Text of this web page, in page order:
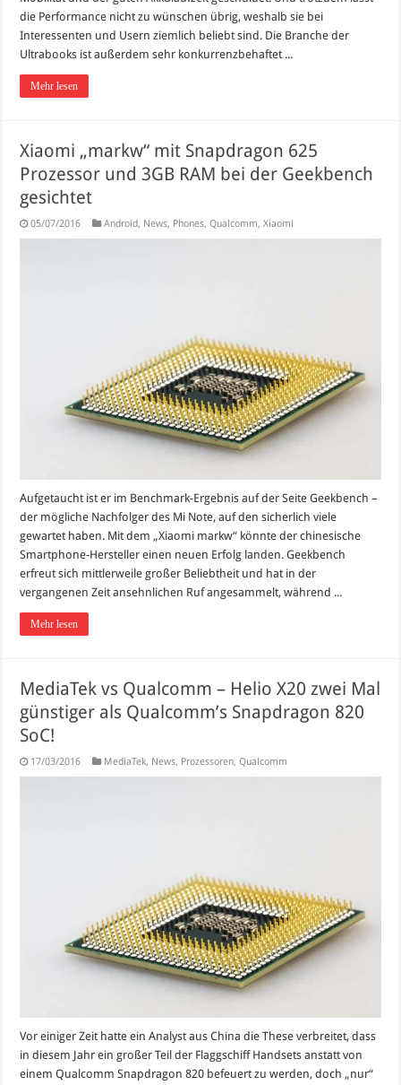
die Performance nicht zu wünschen übrig, weshalb sie bei
Interessenten und Usern ziemlich beliebt sind. Die Branche der
Ultrabooks ist außerdem sehr konkurrenzbehaftet ...
Mehr lesen
Xiaomi „markw“ mit Snapdragon 625
Prozessor und 3GB RAM bei der Geekbench
gesichtet
05/07/2016 Android, News, Phones,Qualcomm,Xiaomi
Aufgetaucht ist er im Benchmark-Ergebnis auf der Seite Geekbench –
der mögliche Nachfolger des Mi Note, auf den sicherlich viele
gewartet haben. Mit dem „Xiaomi markw“ könnte der chinesische
Smartphone-Hersteller einen neuen Erfolg landen. Geekbench
erfreut sich mittlerweile großer Beliebtheit und hat in der
vergangenen Zeit ansehnlichen Ruf angesammelt, während ...
Mehr lesen
MediaTek vs Qualcomm – Helio X20 zwei Mal
günstiger als Qualcomm’s Snapdragon 820
SoC!
17/03/2016 MediaTek, News, Prozessoren,Qualcomm
Vor einiger Zeit hatte ein Analyst aus China die These verbreitet, dass
in diesem Jahr ein großer Teil der Flaggschiff Handsets anstatt von
einem Qualcomm Snapdragon 820 befeuert zu werden, doch „nur“